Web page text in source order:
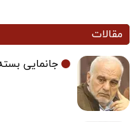
مقالات
جانمایی